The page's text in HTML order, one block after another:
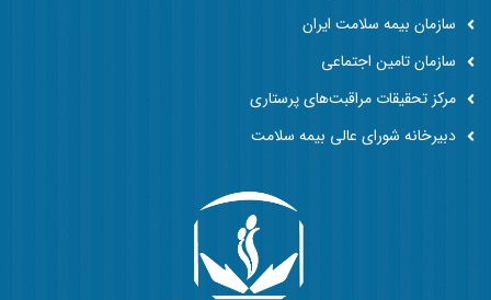
سازمان بیمه سلامت ایران
سازمان تامین اجتماعی
مرکز تحقیقات مراقبت‌های پرستاری
دبیرخانه شورای عالی بیمه سلامت